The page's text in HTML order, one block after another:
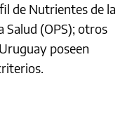
de Nutrientes de la
Salud (OPS); otros
poseen